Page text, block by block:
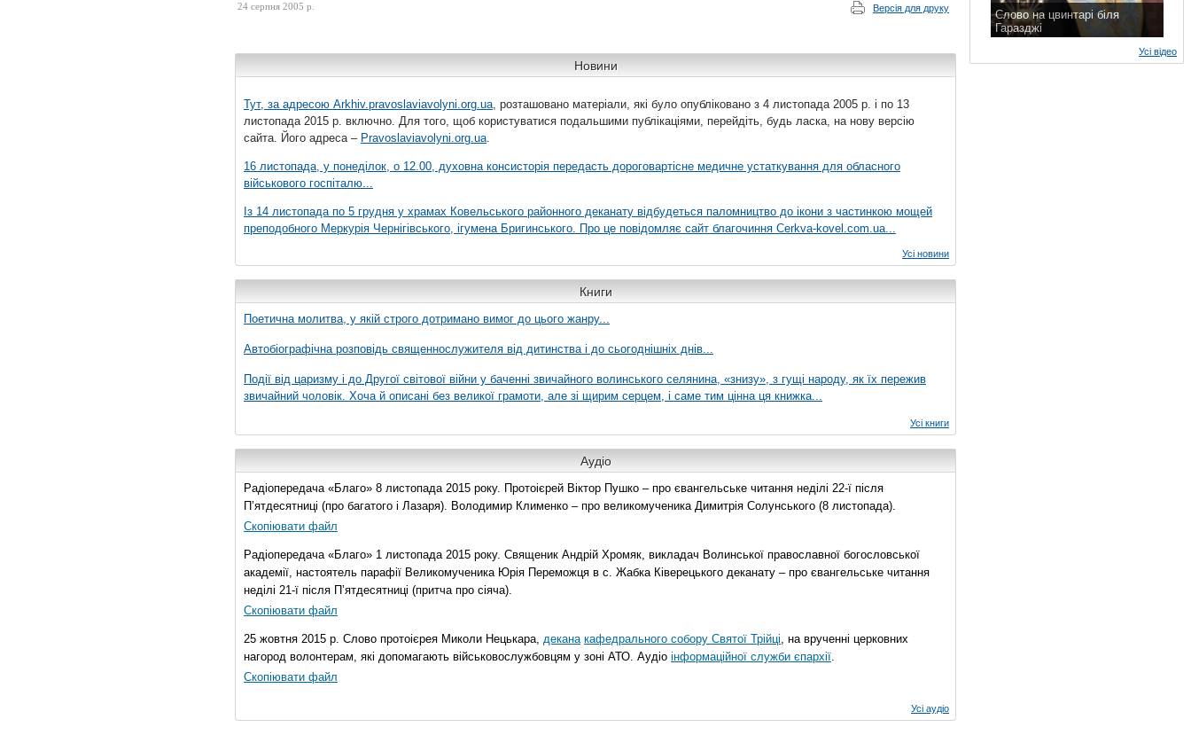
24 серпня 2005 р. Версія для друку
Новини
Тут, за адресою Arkhiv.pravoslaviavolyni.org.ua, розташовано матеріали, які було опубліковано з 4 листопада 2005 р. і по 13
листопада 2015 р. включно. Для того, щоб користуватися подальшими публікаціями, перейдіть, будь ласка, на нову версію
сайта. Його адреса – Pravoslaviavolyni.org.ua.
16 листопада, у понеділок, о 12.00, духовна консисторія передасть дороговартісне медичне устаткування для обласного
військового госпіталю...
Із 14 листопада по 5 грудня у храмах Ковельського районного деканату відбудеться паломництво до ікони з частинкою мощей
преподобного Меркурія Чернігівського, ігумена Бригинського. Про це повідомляє сайт благочиння Сerkva-kovel.com.ua...
Усі новини
Книги
Поетична молитва, у якій строго дотримано вимог до цього жанру...
Автобіографічна розповідь священнослужителя від дитинства і до сьогоднішніх днів...
Події від царизму і до Другої світової війни у баченні звичайного волинського селянина, «знизу», з гущі народу, як їх пережив
звичайний чоловік. Хоча й описані без великої грамоти, але зі щирим серцем, і саме тим цінна ця книжка...
Усі книги
Аудіо
Радіопередача «Благо» 8 листопада 2015 року. Протоієрей Віктор Пушко – про євангельське читання неділі 22-ї після
П’ятдесятниці (про багатого і Лазаря). Володимир Клименко – про великомученика Димитрія Солунського (8 листопада).
Скопіювати файл
Радіопередача «Благо» 1 листопада 2015 року. Священик Андрій Хромяк, викладач Волинської православної богословської
академії, настоятель парафії Великомученика Юрія Переможця в с. Жабка Ківерецького деканату – про євангельське читання
неділі 21-ї після П’ятдесятниці (притча про сіяча).
Скопіювати файл
25 жовтня 2015 р. Слово протоієрея Миколи Нецькара, декана кафедрального собору Святої Трійці, на врученні церковних
нагород волонтерам, які допомагають військовослужбовцям у зоні АТО. Аудіо інформаційної служби єпархії.
Скопіювати файл
Усі аудіо
Слово на цвинтарі біля
Гаразджі
Усі відео